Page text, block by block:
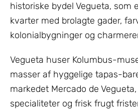
historiske bydel Vegueta, som
kvarter med brolagte gader,
kolonialbygninger og
Vegueta huser Kolumbus-
masser af hyggelige tapas-
markedet Mercado de
specialiteter og frisk frugt